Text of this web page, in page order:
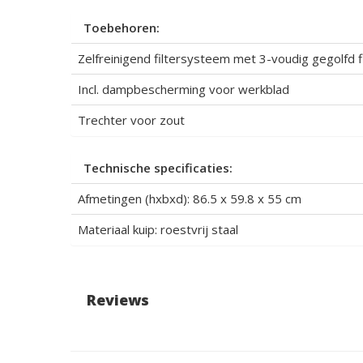
Toebehoren:
Zelfreinigend filtersysteem met 3-voudig gegolfd
Incl. dampbescherming voor werkblad
Trechter voor zout
Technische specificaties:
Afmetingen (hxbxd): 86.5 x 59.8 x 55 cm
Materiaal kuip: roestvrij staal
Reviews